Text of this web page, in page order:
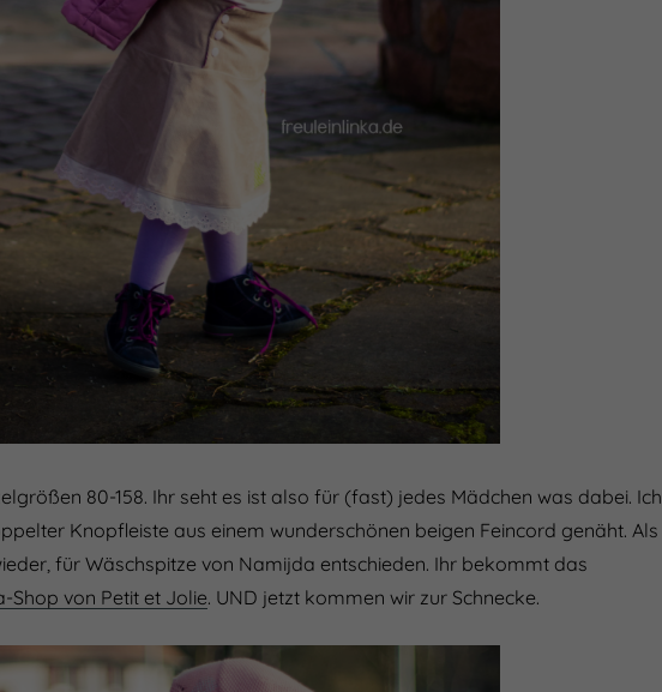
80-158. Ihr seht es ist also für (fast) jedes Mädchen was dabei. Ich
Knopfleiste aus einem wunderschönen beigen Feincord genäht. Als
für Wäschspitze von Namijda entschieden. Ihr bekommt das
Shop von Petit et Jolie. UND jetzt kommen wir zur Schnecke.
Cookie-Informationen anzeigen